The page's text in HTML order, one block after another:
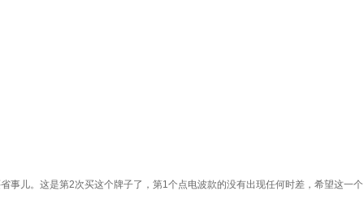
事儿。这是第2次买这个牌子了，第1个点电波款的没有出现任何时差，希望这一个